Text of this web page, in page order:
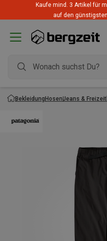
Kaufe mind. 3 Artikel für
auf den
BekleidungHosenJeans &